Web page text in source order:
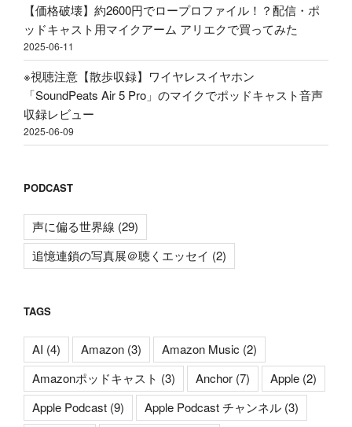
た"
の
【価格破壊】約2600円でロープロファイル！？配信・ポ
ッドキャスト用マイクアーム アリエクで買ってみた
2025-06-11
※視聴注意【散歩収録】ワイヤレスイヤホン
「SoundPeats Air 5 Pro」のマイクでポッドキャスト音声
収録レビュー
2025-06-09
PODCAST
声に偏る世界線 (29)
追憶連鎖の写真展＠聴くエッセイ (2)
TAGS
AI (4) Amazon (3) Amazon Music (2)
Amazonポッドキャスト (3) Anchor (7) Apple (2)
Apple Podcast (9) Apple Podcast チャンネル (3)